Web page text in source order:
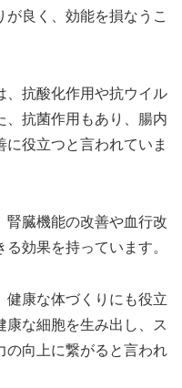
が良く、効能を損なうこ
、抗酸化作用や抗ウイル
、抗菌作用もあり、腸内
役立つと言われていま
腎臓機能の改善や血行改
効果を持っています。
健康な体づくりにも役立
康な細胞を生み出し、ス
の向上に繋がると言われ